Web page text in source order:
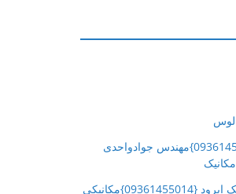
مکانیکی کلاراباد {09361455014}مهندس جوادواحدی
مکانیکی تخصصی در نمک ابرود {09361455014}مکانیکی